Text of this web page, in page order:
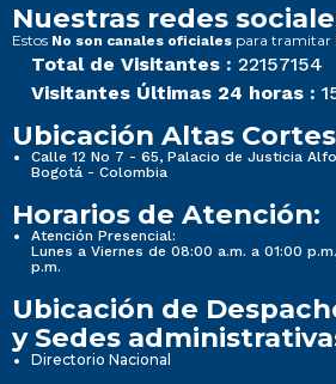
Nuestras redes
Estos No son canales oficiales para tramitar
Total de Visitantes : 22157154
Visitantes Últimas 24 horas :
Ubicación Altas
Calle 12 No 7 - 65, Palacio de Justicia
Bogotá - Colombia
Horarios de Atención:
Atención Presencial:
Lunes a Viernes de 08:00 a.m. a 01:00
p.m.
Ubicación de
y Sedes
Directorio Nacional